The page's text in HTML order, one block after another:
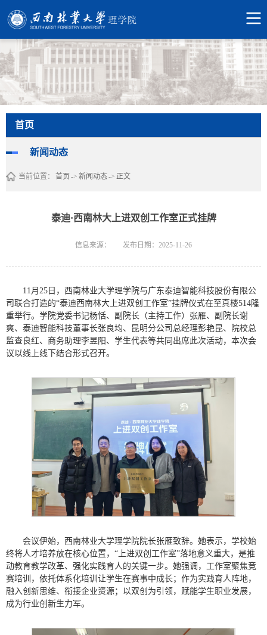
首页
新闻动态
当前位置： 首页-> 新闻动态-> 正文
泰迪·西南林大上进双创工作室正式挂牌
信息来源： 发布日期：2025-11-26
11月25日，西南林业大学理学院与广东泰迪智能科技股份有限公
司联合打造的“泰迪西南林大上进双创工作室”挂牌仪式在至真楼514隆
重举行。学院党委书记杨恬、副院长（主持工作）张雁、副院长谢
爽、泰迪智能科技董事长张良均、昆明分公司总经理彭艳昆、院校总
监查良红、商务助理李昱阳、学生代表等共同出席此次活动，本次会
议以线上线下结合形式召开。
会议伊始，西南林业大学理学院院长张雁致辞。她表示，学校始
终将人才培养放在核心位置，“上进双创工作室”落地意义重大，是推
动教育教学改革、强化实践育人的关键一步。她强调，工作室聚焦竞
赛培训，依托体系化培训让学生在赛事中成长；作为实践育人阵地，
融入创新思维、衔接企业资源；以双创为引领，赋能学生职业发展，
成为行业创新生力军。